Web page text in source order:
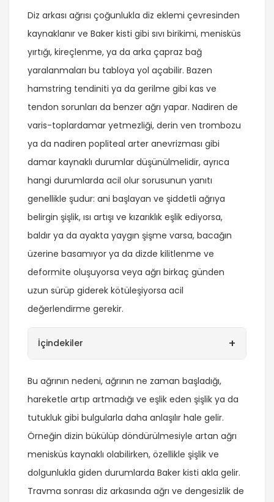
Diz arkası ağrısı çoğunlukla diz eklemi çevresinden
kaynaklanır ve Baker kisti gibi sıvı birikimi, menisküs
yırtığı, kireçlenme, ya da arka çapraz bağ
yaralanmaları bu tabloya yol açabilir. Bazen
hamstring tendiniti ya da gerilme gibi kas ve
tendon sorunları da benzer ağrı yapar. Nadiren de
varis-toplardamar yetmezliği, derin ven trombozu
ya da nadiren popliteal arter anevrizması gibi
damar kaynaklı durumlar düşünülmelidir, ayrıca
hangi durumlarda acil olur sorusunun yanıtı
genellikle şudur: ani başlayan ve şiddetli ağrıya
belirgin şişlik, ısı artışı ve kızarıklık eşlik ediyorsa,
baldır ya da ayakta yaygın şişme varsa, bacağın
üzerine basamıyor ya da dizde kilitlenme ve
deformite oluşuyorsa veya ağrı birkaç günden
uzun sürüp giderek kötüleşiyorsa acil
değerlendirme gerekir.
İçindekiler +
Bu ağrının nedeni, ağrının ne zaman başladığı,
hareketle artıp artmadığı ve eşlik eden şişlik ya da
tutukluk gibi bulgularla daha anlaşılır hale gelir.
Örneğin dizin bükülüp döndürülmesiyle artan ağrı
menisküs kaynaklı olabilirken, özellikle şişlik ve
dolgunlukla giden durumlarda Baker kisti akla gelir.
Travma sonrası diz arkasında ağrı ve dengesizlik de